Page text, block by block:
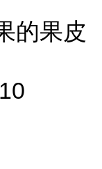
的果皮